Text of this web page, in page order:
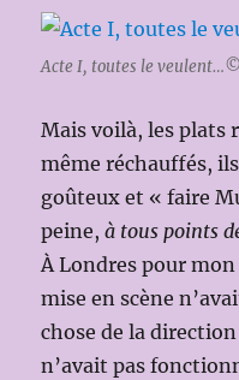
Acte I, toutes le
Mais voilà, les plats
même réchauffés,
goûteux et « faire
peine,à tous points
À Londres pour
mise en scène
chose de la
n’avait pas